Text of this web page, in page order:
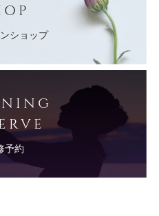
ショップ
予約